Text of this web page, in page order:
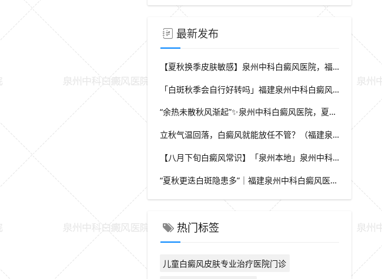
最新发布
【夏秋换季皮肤敏感】泉州中科白癜风医院，福建本地白斑朋友，做好日常护理很关键
「白斑秋季会自行好转吗」福建泉州中科白癜风医院，提醒广大患者切勿抱有侥幸心理
“余热未散秋风渐起”✨泉州中科白癜风医院，夏秋交替，白癜风患者饮食要多留心
立秋气温回落，白癜风就能放任不管？（福建泉州中科白癜风医院）这些误区要避开
【八月下旬白癜风常识】「泉州本地」泉州中科白癜风医院，换季调适，守护皮肤健康状态
“夏秋更迭白斑隐患多”｜福建泉州中科白癜风医院，白斑出现变化，切莫盲目自行处理
热门标签
儿童白癜风皮肤专业治疗医院门诊